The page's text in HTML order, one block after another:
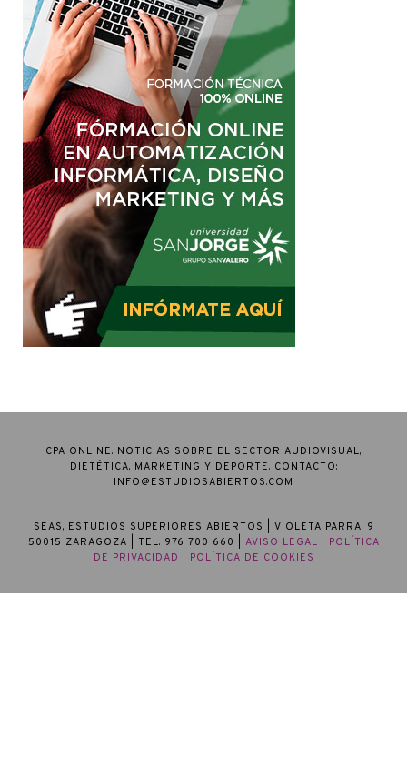
CPA ONLINE. NOTICIAS SOBRE EL SECTOR AUDIOVISUAL,
DIETÉTICA, MARKETING Y DEPORTE. CONTACTO:
INFO@ESTUDIOSABIERTOS.COM
SEAS, ESTUDIOS SUPERIORES ABIERTOS
| VIOLETA PARRA, 9
50015 ZARAGOZA | TEL. 976 700 660 | AVISO LEGAL
POLÍTICA
DE PRIVACIDAD
POLÍTICA DE COOKIES